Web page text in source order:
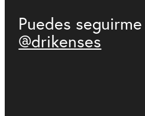
Puedes
@drikenses